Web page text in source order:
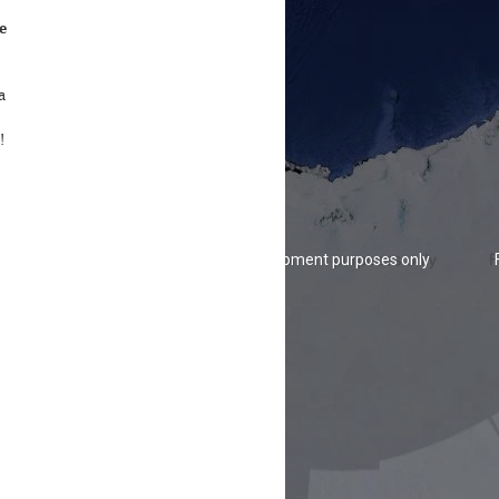
purposes only For development purposes only